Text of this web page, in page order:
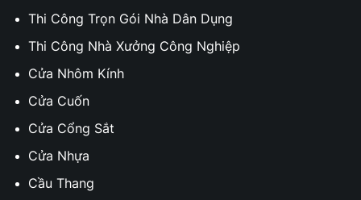
Thi Công Trọn Gói Nhà Dân Dụng
Thi Công Nhà Xưởng Công Nghiệp
Cửa Nhôm Kính
Cửa Cuốn
Cửa Cổng Sắt
Cửa Nhựa
Cầu Thang